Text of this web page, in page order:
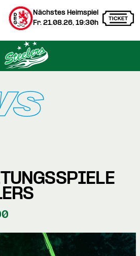
Nächstes Heimspiel
Fr. 21.08.26, 19:30h